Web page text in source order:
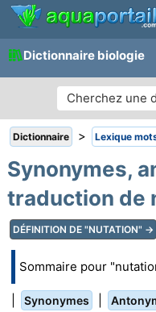
Dictionnaire biologie
Dictionnaire > Lexique
Synonymes,
traduction de
DÉFINITION DE "NUTATION" →
Sommaire pour
Synonymes